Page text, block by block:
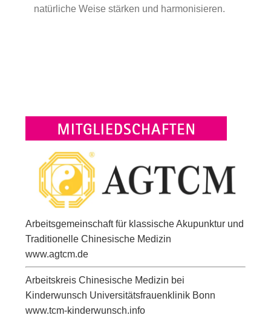
natürliche Weise stärken und harmonisieren.
Arbeitsgemeinschaft für klassische Akupunktur und
Traditionelle Chinesische Medizin
www.agtcm.de
Arbeitskreis Chinesische Medizin bei
Kinderwunsch Universitätsfrauenklinik Bonn
www.tcm-kinderwunsch.info